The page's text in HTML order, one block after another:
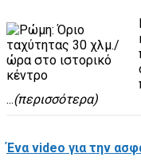
...(περισσότερα)
Ένα video για την